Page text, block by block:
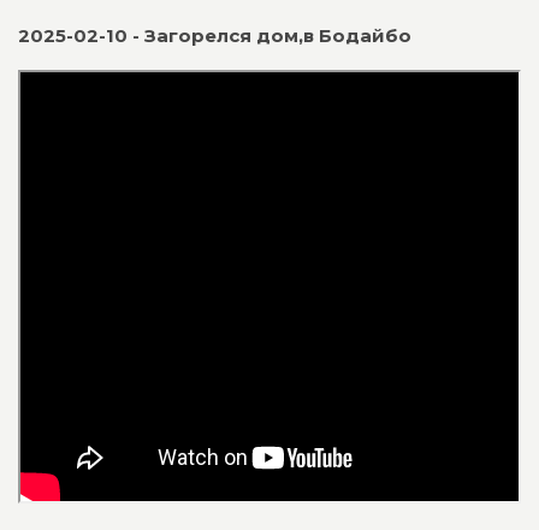
2025-02-10 - Загорелся дом,в Бодайбо